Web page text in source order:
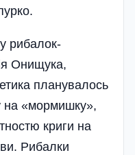
рибалок-
Онищука,
планувалось
на «мормишку»,
криги на
Рибалки